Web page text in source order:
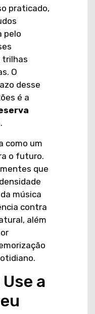
praticado,
pelo
trilhas
O
desse
é a
.
como um
o futuro.
que
música
contra
além
a